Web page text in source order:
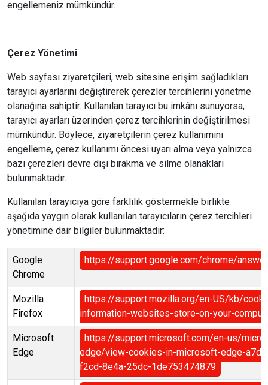
engellemeniz mümkündür.
Çerez Yönetimi
Web sayfası ziyaretçileri, web sitesine erişim sağladıkları
tarayıcı ayarlarını değiştirerek çerezler tercihlerini yönetme
olanağına sahiptir. Kullanılan tarayıcı bu imkânı sunuyorsa,
tarayıcı ayarları üzerinden çerez tercihlerinin değiştirilmesi
mümkündür. Böylece, ziyaretçilerin çerez kullanımını
engelleme, çerez kullanımı öncesi uyarı alma veya yalnızca
bazı çerezleri devre dışı bırakma ve silme olanakları
bulunmaktadır.
Kullanılan tarayıcıya göre farklılık göstermekle birlikte
aşağıda yaygın olarak kullanılan tarayıcıların çerez tercihleri
yönetimine dair bilgiler bulunmaktadır:
Google
Chrome
https://support.google.com/chrome/
Mozilla
Firefox
https://support.mozilla.org/en-US/kb/
information-websites-store-on-your-
Microsoft
Edge
https://support.microsoft.com/en-us/
edge/view-cookies-in-microsoft-edge-
f2cd-8e4a-25dc-1de753474879